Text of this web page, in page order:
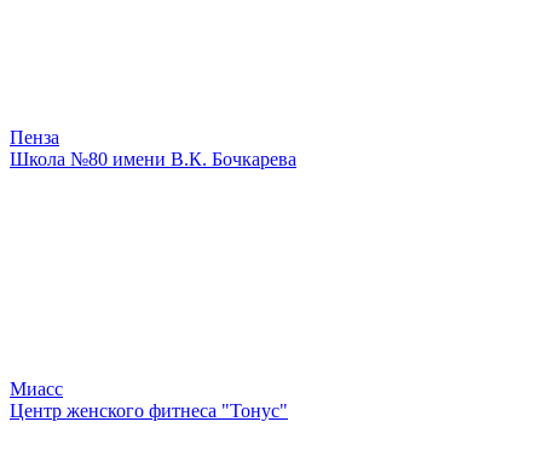
Пенза
Школа №80 имени В.К. Бочкарева
Миасс
Центр женского фитнеса "Тонус"